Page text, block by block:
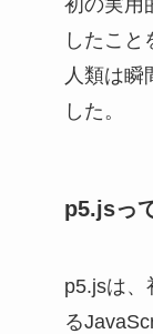
したこ
人類は
した。
p5.jsっ
p5.jsは、
る